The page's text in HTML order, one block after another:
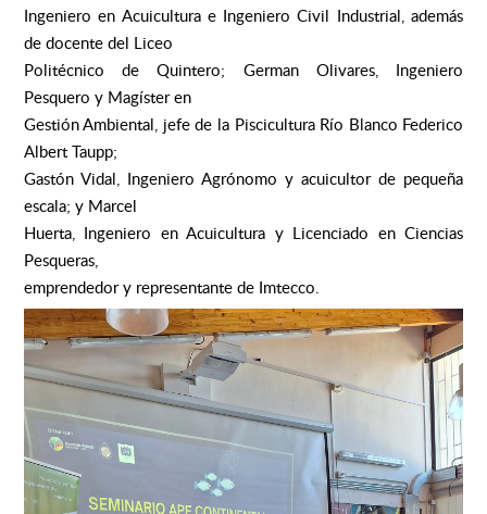
Ingeniero en Acuicultura e Ingeniero Civil Industrial, además
de docente del Liceo
Politécnico de Quintero; German Olivares, Ingeniero
Pesquero y Magíster en
Gestión Ambiental, jefe de la Piscicultura Río Blanco Federico
Albert Taupp;
Gastón Vidal, Ingeniero Agrónomo y acuicultor de pequeña
escala; y Marcel
Huerta, Ingeniero en Acuicultura y Licenciado en Ciencias
Pesqueras,
emprendedor y representante de Imtecco.